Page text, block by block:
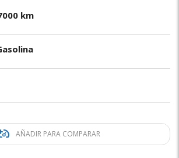
km
AÑADIR PARA COMPARAR